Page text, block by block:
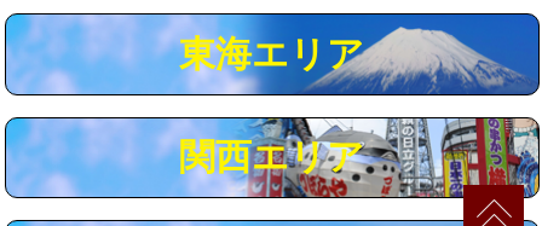
マス交換（深さ50㎝以上） 66,000円
コンクリート斫り（厚さ10㎝まで） 27,500円
コンクリート斫り（厚さ10㎝超え） 38,500円
モルタル補修（厚さ10㎝まで） 27,500円
東海エリア
関西エリア